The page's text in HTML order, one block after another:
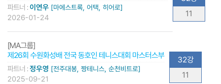
파트너 :이연우 [마에스트록, 어택, 히어로]
2026-01-24
11
[MA그룹]
제26회 수원화성배 전국 동호인 테니스대회 마스터스부
파트너 :정우영 [전주대봉, 짱테니스, 순천비트로]
2025-09-21
32강
11